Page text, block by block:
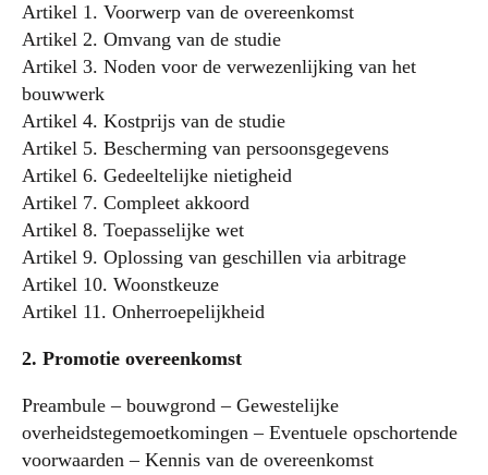
Artikel 1. Voorwerp van de overeenkomst
Artikel 2. Omvang van de studie
Artikel 3. Noden voor de verwezenlijking van het
bouwwerk
Artikel 4. Kostprijs van de studie
Artikel 5. Bescherming van persoonsgegevens
Artikel 6. Gedeeltelijke nietigheid
Artikel 7. Compleet akkoord
Artikel 8. Toepasselijke wet
Artikel 9. Oplossing van geschillen via arbitrage
Artikel 10. Woonstkeuze
Artikel 11. Onherroepelijkheid
2. Promotie overeenkomst
Preambule – bouwgrond – Gewestelijke
overheidstegemoetkomingen – Eventuele opschortende
voorwaarden – Kennis van de overeenkomst